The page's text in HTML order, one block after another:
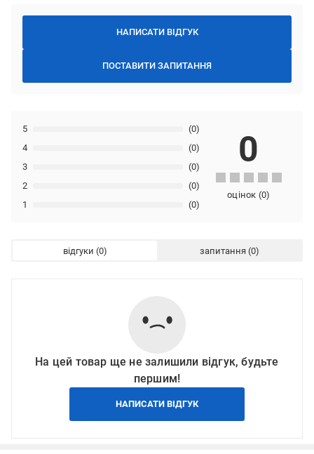
НАПИСАТИ ВІДГУК
ПОСТАВИТИ ЗАПИТАННЯ
1 (0)
2 (0)
3 (0)
4 (0)
5 (0)
0
оцінок (0)
відгуки запитання
На цей товар ще не залишили відгук, будьте
першим!
НАПИСАТИ ВІДГУК